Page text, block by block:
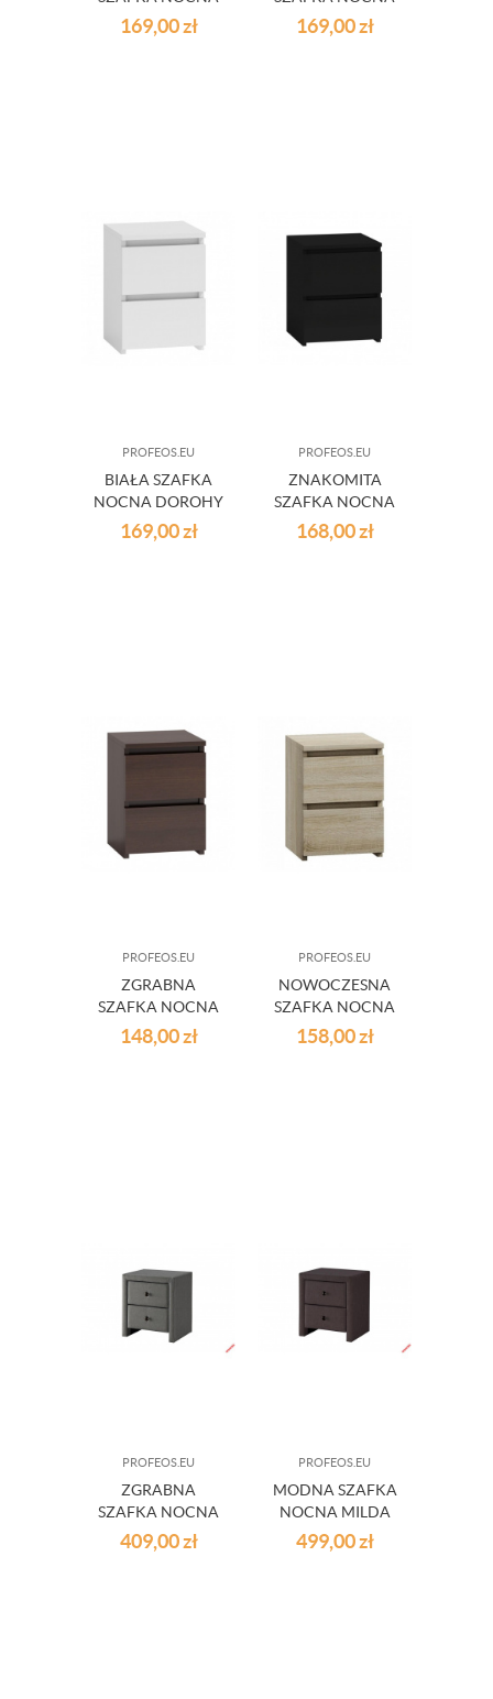
MILLO - BIAŁA
169,00zł
MILLO - DĄB
SONOMA
169,00zł
PROFEOS.EU
BIAŁA SZAFKA
NOCNA DOROHY
- PÓŁMAT I
WYSOKI POŁYSK
169,00zł
PROFEOS.EU
ZNAKOMITA
SZAFKA NOCNA
DOROTHY -
CZARNA
168,00zł
PROFEOS.EU
ZGRABNA
SZAFKA NOCNA
DOROTHY -
WENGE
148,00zł
PROFEOS.EU
NOWOCZESNA
SZAFKA NOCNA
DOROTHY - DĄB
SONOMA
158,00zł
PROFEOS.EU
ZGRABNA
SZAFKA NOCNA
MILDA - POPIEL
409,00zł
PROFEOS.EU
MODNA SZAFKA
NOCNA MILDA
BRĄZOWA
499,00zł